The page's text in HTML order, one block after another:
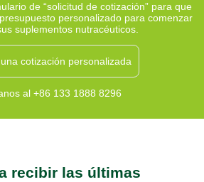
de “solicitud de cotización” para que
personalizado para comenzar
suplementos nutracéuticos.
cotización personalizada
al +86 133 1888 8296
recibir las últimas